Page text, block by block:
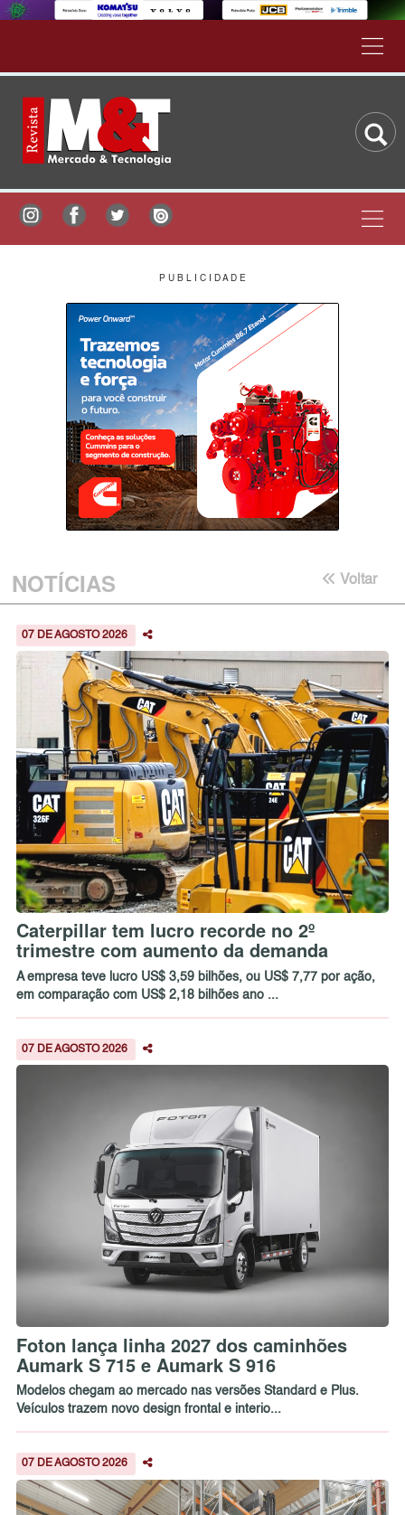
P U B L I C I D A D E
NOTÍCIAS Voltar
07 DE AGOSTO 2026
Caterpillar tem lucro recorde no 2º
trimestre com aumento da demanda
A empresa teve lucro US$ 3,59 bilhões, ou US$ 7,77 por ação,
em comparação com US$ 2,18 bilhões ano ...
07 DE AGOSTO 2026
Foton lança linha 2027 dos caminhões
Aumark S 715 e Aumark S 916
Modelos chegam ao mercado nas versões Standard e Plus.
Veículos trazem novo design frontal e interio...
07 DE AGOSTO 2026